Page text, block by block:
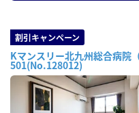
割引キャンペーン
Kマンスリー北九州総合病院
501(No.128012)